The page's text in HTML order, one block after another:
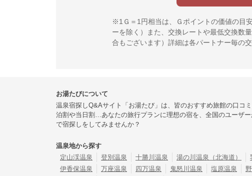
※1Ｇ＝1円相当は、Ｇポイントの価値の目
ーを除く）また、交換レートや最低交換数
合もございます）詳細は各パートナー毎の
お湯たびについて
温泉宿探しQ&Aサイト「お湯たび」は、皆のおすすめ旅館の口コ
泊割や当日割…あなたの旅行プランに理想の宿を、全国のユーザ
で宿探しをしてみませんか？
温泉地から探す
定山渓温泉
登別温泉 十勝川温泉 湯の川温泉（北海道）
伊香保温泉
万座温泉 四万温泉 鬼怒川温泉 塩原温泉